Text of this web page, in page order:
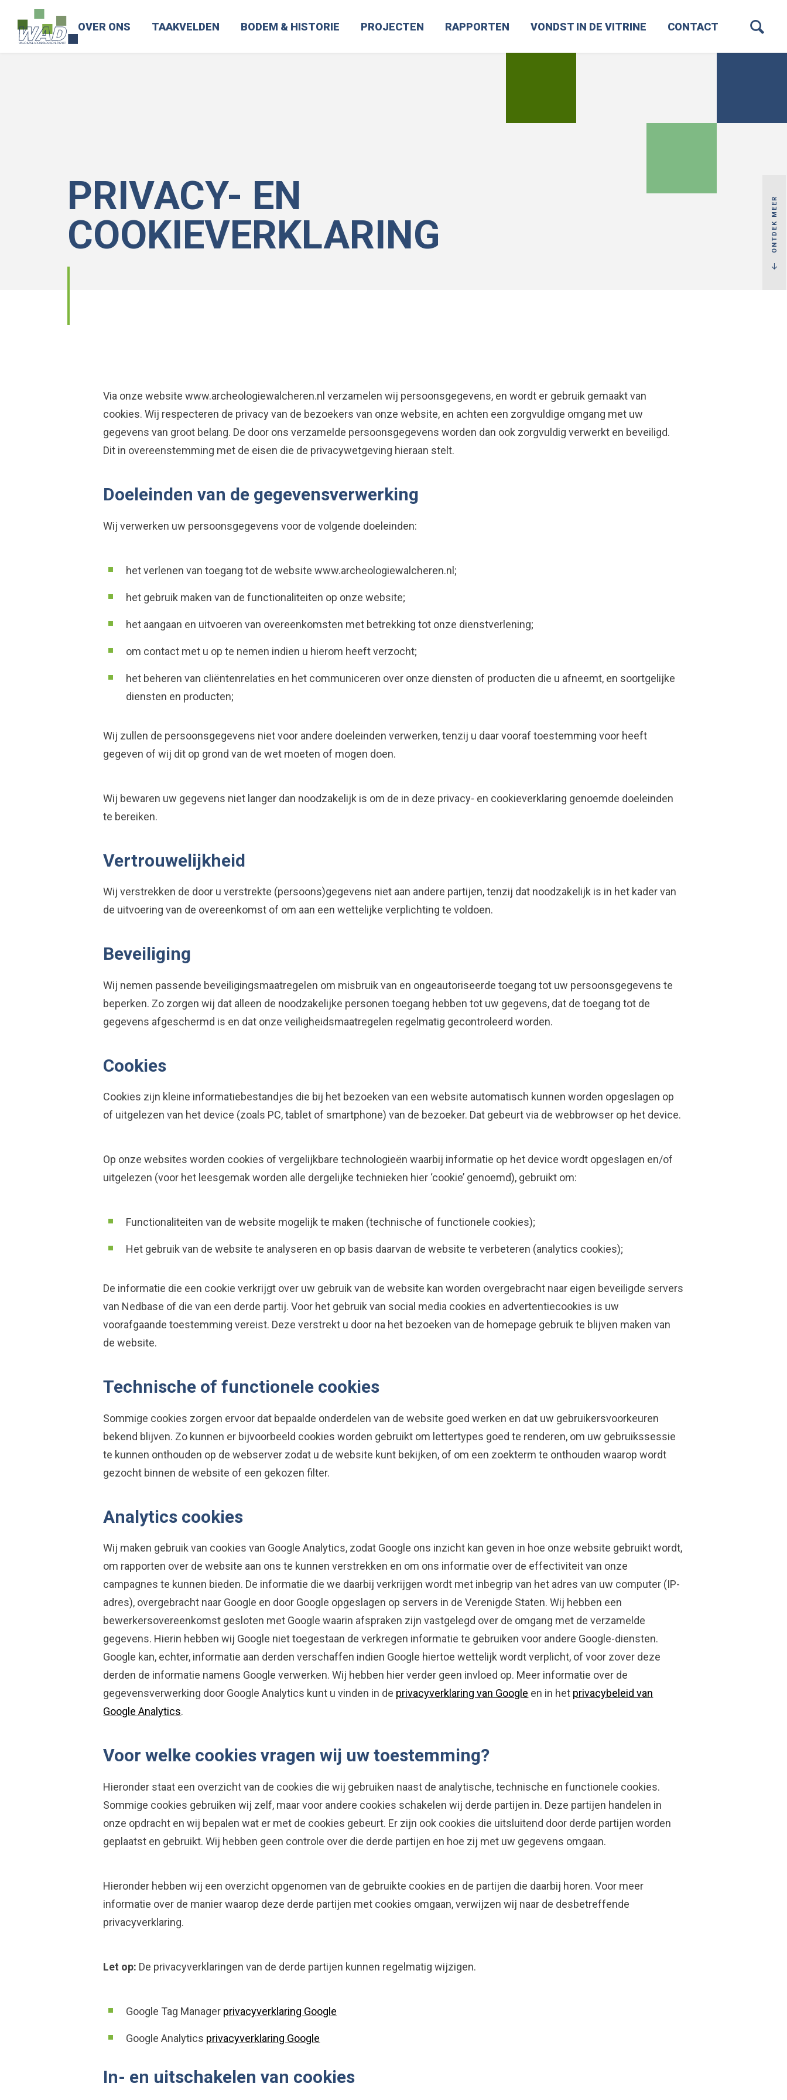
OVER ONS TAAKVELDEN BODEM & HISTORIE PROJECTEN RAPPORTEN VONDST IN DE VITRINE CONTACT
Waar ben je naar op zoek?
PRIVACY- EN
COOKIEVERKLARING
ONTDEK MEER
Via onze websitewww.archeologiewalcheren.nl verzamelen wij persoonsgegevens, en wordt er gebruik gemaakt van
cookies. Wij respecteren de privacy van de bezoekers van onze website, en achten een zorgvuldige omgang met uw
gegevens van groot belang. De door ons verzamelde persoonsgegevens worden dan ook zorgvuldig verwerkt en beveiligd.
Dit in overeenstemming met de eisen die de privacywetgeving hieraan stelt.
Doeleinden van de gegevensverwerking
Wij verwerken uw persoonsgegevens voor de volgende doeleinden:
het verlenen van toegang tot de websitewww.archeologiewalcheren.nl;
het gebruik maken van de functionaliteiten op onze website;
het aangaan en uitvoeren van overeenkomsten met betrekking tot onze dienstverlening;
om contact met u op te nemen indien u hierom heeft verzocht;
het beheren van cliëntenrelaties en het communiceren over onze diensten of producten die u afneemt, en soortgelijke
diensten en producten;
Wij zullen de persoonsgegevens niet voor andere doeleinden verwerken, tenzij u daar vooraf toestemming voor heeft
gegeven of wij dit op grond van de wet moeten of mogen doen.
Wij bewaren uw gegevens niet langer dan noodzakelijk is om de in deze privacy- en cookieverklaring genoemde doeleinden
te bereiken.
Vertrouwelijkheid
Wij verstrekken de door u verstrekte (persoons)gegevens niet aan andere partijen, tenzij dat noodzakelijk is in het kader van
de uitvoering van de overeenkomst of om aan een wettelijke verplichting te voldoen.
Beveiliging
Wij nemen passende beveiligingsmaatregelen om misbruik van en ongeautoriseerde toegang tot uw persoonsgegevens te
beperken. Zo zorgen wij dat alleen de noodzakelijke personen toegang hebben tot uw gegevens, dat de toegang tot de
gegevens afgeschermd is en dat onze veiligheidsmaatregelen regelmatig gecontroleerd worden.
Cookies
Cookies zijn kleine informatiebestandjes die bij het bezoeken van een website automatisch kunnen worden opgeslagen op
of uitgelezen van het device (zoals PC, tablet of smartphone) van de bezoeker. Dat gebeurt via de webbrowser op het device.
Op onze websites worden cookies of vergelijkbare technologieën waarbij informatie op het device wordt opgeslagen en/of
uitgelezen (voor het leesgemak worden alle dergelijke technieken hier ‘cookie’ genoemd), gebruikt om:
Functionaliteiten van de website mogelijk te maken (technische of functionele cookies);
Het gebruik van de website te analyseren en op basis daarvan de website te verbeteren (analytics cookies);
De informatie die een cookie verkrijgt over uw gebruik van de website kan worden overgebracht naar eigen beveiligde servers
van Nedbase of die van een derde partij. Voor het gebruik van social media cookies en advertentiecookies is uw
voorafgaande toestemming vereist. Deze verstrekt u door na het bezoeken van de homepage gebruik te blijven maken van
de website.
Technische of functionele cookies
Sommige cookies zorgen ervoor dat bepaalde onderdelen van de website goed werken en dat uw gebruikersvoorkeuren
bekend blijven. Zo kunnen er bijvoorbeeld cookies worden gebruikt om lettertypes goed te renderen, om uw gebruikssessie
te kunnen onthouden op de webserver zodat u de website kunt bekijken, of om een zoekterm te onthouden waarop wordt
gezocht binnen de website of een gekozen filter.
Analytics cookies
Wij maken gebruik van cookies van Google Analytics, zodat Google ons inzicht kan geven in hoe onze website gebruikt wordt,
om rapporten over de website aan ons te kunnen verstrekken en om ons informatie over de effectiviteit van onze
campagnes te kunnen bieden. De informatie die we daarbij verkrijgen wordt met inbegrip van het adres van uw computer (IP-
adres), overgebracht naar Google en door Google opgeslagen op servers in de Verenigde Staten. Wij hebben een
bewerkersovereenkomst gesloten met Google waarin afspraken zijn vastgelegd over de omgang met de verzamelde
gegevens. Hierin hebben wij Google niet toegestaan de verkregen informatie te gebruiken voor andere Google-diensten.
Google kan, echter, informatie aan derden verschaffen indien Google hiertoe wettelijk wordt verplicht, of voor zover deze
derden de informatie namens Google verwerken. Wij hebben hier verder geen invloed op. Meer informatie over de
gegevensverwerking door Google Analytics kunt u vinden in de privacyverklaring van Google en in het privacybeleid van
Google Analytics.
Voor welke cookies vragen wij uw toestemming?
Hieronder staat een overzicht van de cookies die wij gebruiken naast de analytische, technische en functionele cookies.
Sommige cookies gebruiken wij zelf, maar voor andere cookies schakelen wij derde partijen in. Deze partijen handelen in
onze opdracht en wij bepalen wat er met de cookies gebeurt. Er zijn ook cookies die uitsluitend door derde partijen worden
geplaatst en gebruikt. Wij hebben geen controle over die derde partijen en hoe zij met uw gegevens omgaan.
Hieronder hebben wij een overzicht opgenomen van de gebruikte cookies en de partijen die daarbij horen. Voor meer
informatie over de manier waarop deze derde partijen met cookies omgaan, verwijzen wij naar de desbetreffende
privacyverklaring.
Let op: De privacyverklaringen van de derde partijen kunnen regelmatig wijzigen.
Google Tag Manager privacyverklaring Google
Google Analytics privacyverklaring Google
In- en uitschakelen van cookies